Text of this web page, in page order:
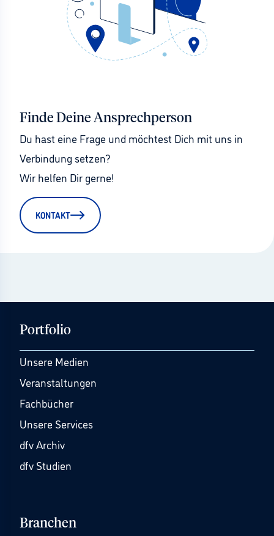
Finde Deine Ansprechperson
Du hast eine Frage und möchtest Dich mit uns in
Verbindung setzen?
Wir helfen Dir gerne!
KONTAKT
Portfolio
Unsere Medien
Veranstaltungen
Fachbücher
Unsere Services
dfv Archiv
dfv Studien
Branchen